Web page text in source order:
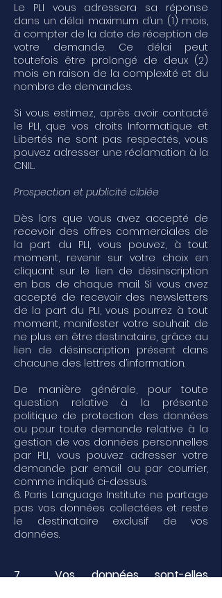
Le PLI vous adressera sa réponse
dans un délai maximum d’un (1) mois,
à compter de la date de réception de
votre demande. Ce délai peut
toutefois être prolongé de deux (2)
mois en raison de la complexité et du
nombre de demandes.
Si vous estimez, après avoir contacté
le PLI, que vos droits Informatique et
Libertés ne sont pas respectés, vous
pouvez adresser une réclamation à la
CNIL.
Prospection et publicité ciblée
Dès lors que vous avez accepté de
recevoir des offres commerciales de
la part du PLI, vous pouvez, à tout
moment, revenir sur votre choix en
cliquant sur le lien de désinscription
en bas de chaque mail. Si vous avez
accepté de recevoir des newsletters
de la part du PLI, vous pourrez à tout
moment, manifester votre souhait de
ne plus en être destinataire, grâce au
lien de désinscription présent dans
chacune des lettres d’information.
De manière générale, pour toute
question relative à la présente
politique de protection des données
ou pour toute demande relative à la
gestion de vos données personnelles
par PLI, vous pouvez adresser votre
demande par email ou par courrier,
comme indiqué ci-dessus.
6. Paris Language Institute ne partage
pas vos données collectées et reste
le destinataire exclusif de vos
données.
7. Vos données sont-elles